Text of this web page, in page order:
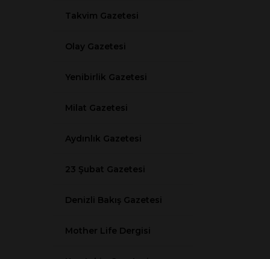
Takvim Gazetesi
Olay Gazetesi
Yenibirlik Gazetesi
Milat Gazetesi
Aydınlık Gazetesi
23 Şubat Gazetesi
Denizli Bakış Gazetesi
Mother Life Dergisi